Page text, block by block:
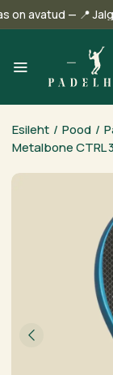
on avatud — 📍
Esileht / Pood /
Metalbone CTRL